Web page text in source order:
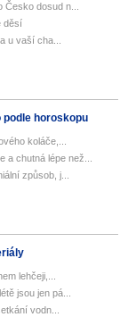
dosud n...
děsí
u vaší cha...
podle horoskopu
koláče,...
a chutná lépe než...
způsob, j...
lehčeji,...
jsou jen pá...
vodn...